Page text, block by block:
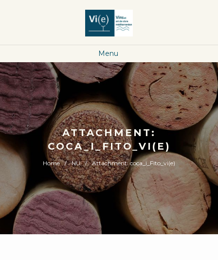
Menu
ATTACHMENT:
COCA_I_FITO_VI(E)
Home NU Attachment: coca_i_Fito_vi(e)